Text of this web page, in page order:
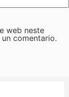
web neste
comentario.